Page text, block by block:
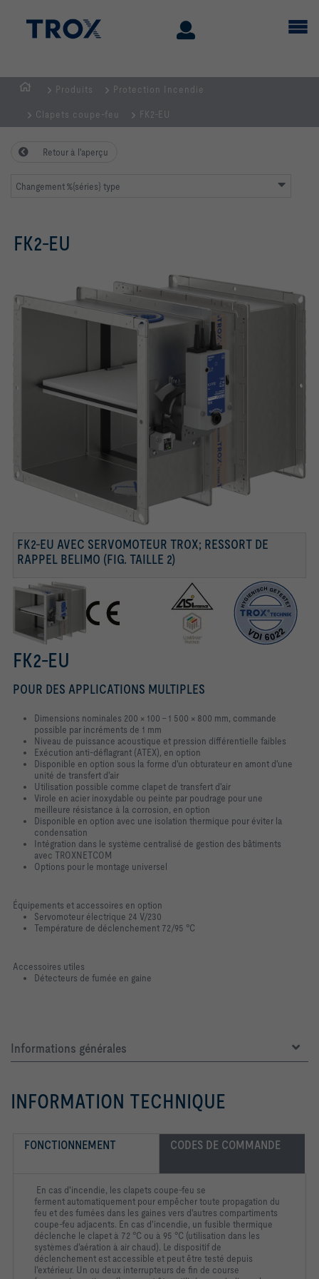
d'accueil
Produits Protection Incendie
Clapets coupe-feu FK2-EU
Retour à l'aperçu
Changement %{séries} type
FK2-EU
FK2-EU AVEC SERVOMOTEUR TROX; RESSORT DE
RAPPEL BELIMO (FIG. TAILLE 2)
FK2-EU
POUR DES APPLICATIONS MULTIPLES
Dimensions nominales 200 × 100 – 1 500 × 800 mm, commande
possible par incréments de 1 mm
Niveau de puissance acoustique et pression différentielle faibles
Exécution anti-déflagrant (ATEX), en option
Disponible en option sous la forme d'un obturateur en amont d'une
unité de transfert d'air
Utilisation possible comme clapet de transfert d'air
Virole en acier inoxydable ou peinte par poudrage pour une
meilleure résistance à la corrosion, en option
Disponible en option avec une isolation thermique pour éviter la
condensation
Intégration dans le système centralisé de gestion des bâtiments
avec TROXNETCOM
Options pour le montage universel
Équipements et accessoires en option
Servomoteur électrique 24 V/230
Température de déclenchement 72/95 °C
Accessoires utiles
Détecteurs de fumée en gaine
Informations générales
INFORMATION TECHNIQUE
FONCTIONNEMENT CODES DE COMMANDE
En cas d'incendie, les clapets coupe-feu se
ferment automatiquement pour empêcher toute propagation du
feu et des fumées dans les gaines vers d'autres compartiments
coupe-feu adjacents. En cas d'incendie, un fusible thermique
déclenche le clapet à 72 °C ou à 95 °C (utilisation dans les
systèmes d'aération à air chaud). Le dispositif de
déclenchement est accessible et peut être testé depuis
l'extérieur. Un ou deux interrupteurs de fin de course